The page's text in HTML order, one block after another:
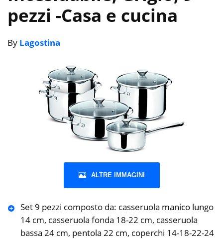
pezzi -Casa e cucina
By Lagostina
ALTRE IMMAGINI
Set 9 pezzi composto da: casseruola manico lungo
14 cm, casseruola fonda 18-22 cm, casseruola
bassa 24 cm, pentola 22 cm, coperchi 14-18-22-24